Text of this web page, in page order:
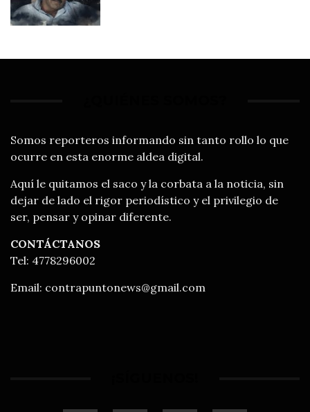
Somos reporteros informando sin tanto rollo lo que
ocurre en esta enorme aldea digital.
Aquí le quitamos el saco y la corbata a la noticia, sin
dejar de lado el rigor periodístico y el privilegio de
ser, pensar y opinar diferente.
CONTÁCTANOS
Tel: 4778296002
Email: contrapuntonews@gmail.com